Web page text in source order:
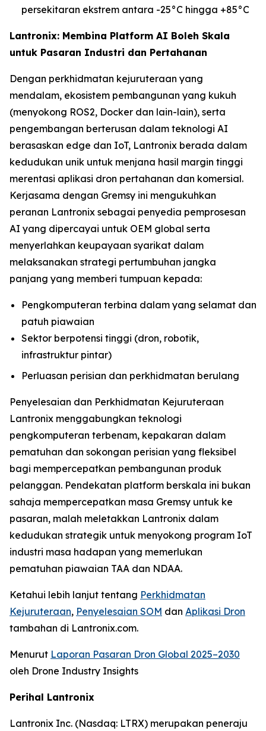
persekitaran ekstrem antara -25°C hingga +85°C
Lantronix: Membina Platform AI Boleh Skala
untuk Pasaran Industri dan Pertahanan
Dengan perkhidmatan kejuruteraan yang
mendalam, ekosistem pembangunan yang kukuh
(menyokong ROS2, Docker dan lain-lain), serta
pengembangan berterusan dalam teknologi AI
berasaskan edge dan IoT, Lantronix berada dalam
kedudukan unik untuk menjana hasil margin tinggi
merentasi aplikasi dron pertahanan dan komersial.
Kerjasama dengan Gremsy ini mengukuhkan
peranan Lantronix sebagai penyedia pemprosesan
AI yang dipercayai untuk OEM global serta
menyerlahkan keupayaan syarikat dalam
melaksanakan strategi pertumbuhan jangka
panjang yang memberi tumpuan kepada:
Pengkomputeran terbina dalam yang selamat dan
patuh piawaian
Sektor berpotensi tinggi (dron, robotik,
infrastruktur pintar)
Perluasan perisian dan perkhidmatan berulang
Penyelesaian dan Perkhidmatan Kejuruteraan
Lantronix menggabungkan teknologi
pengkomputeran terbenam, kepakaran dalam
pematuhan dan sokongan perisian yang fleksibel
bagi mempercepatkan pembangunan produk
pelanggan. Pendekatan platform berskala ini bukan
sahaja mempercepatkan masa Gremsy untuk ke
pasaran, malah meletakkan Lantronix dalam
kedudukan strategik untuk menyokong program IoT
industri masa hadapan yang memerlukan
pematuhan piawaian TAA dan NDAA.
Ketahui lebih lanjut tentang Perkhidmatan
Kejuruteraan, Penyelesaian SOM dan Aplikasi Dron
tambahan di Lantronix.com.
Menurut Laporan Pasaran Dron Global 2025–2030
oleh Drone Industry Insights
Perihal Lantronix
Lantronix Inc. (Nasdaq: LTRX) merupakan peneraju